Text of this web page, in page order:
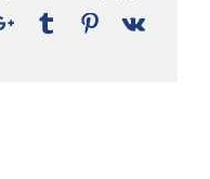
Google+TumblrPinterest
Vk